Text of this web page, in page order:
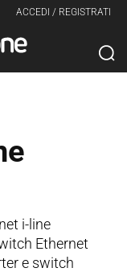
ACCEDI / REGISTRATI
i-line
Ethernet
e switch